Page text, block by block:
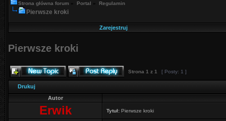
Strona główna forum » Portal » Regulamin
Pierwsze kroki
Zarejestruj
Pierwsze kroki
Strona 1 z 1 [ Posty: 1 ]
Drukuj
Autor
Erwik Tytuł: Pierwsze kroki